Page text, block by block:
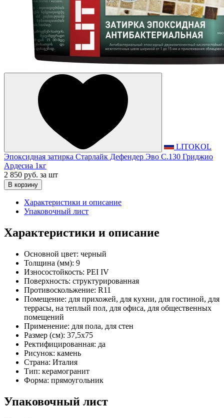
LITOKOL
Эпоксидная затирка Старлайк Дефендер Эво С.130 Гриджио
Ардесиа 1кг
2 850 руб. за шт
В корзину
Характеристики и описание
Упаковочный лист
Характеристики и описание
Основной цвет: черный
Толщина (мм): 9
Износостойкость: PEI IV
Поверхность: структурированная
Противоскольжение: R11
Помещение: для прихожей, для кухни, для гостиной, для
террасы, на теплый пол, для офиса, для общественных
помещений
Применение: для пола, для стен
Размер (см): 37,5x75
Ректифицированная: да
Рисунок: камень
Страна: Италия
Тип: керамогранит
Форма: прямоугольник
Упаковочный лист